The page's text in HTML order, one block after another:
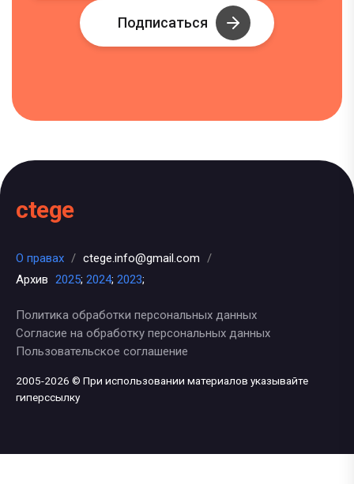
Подписаться
ctege
О правах / ctege.info@gmail.com /
Архив 2025; 2024; 2023;
Политика обработки персональных данных
Согласие на обработку персональных данных
Пользовательское соглашение
2005-2026 © При использовании материалов указывайте
гиперссылку